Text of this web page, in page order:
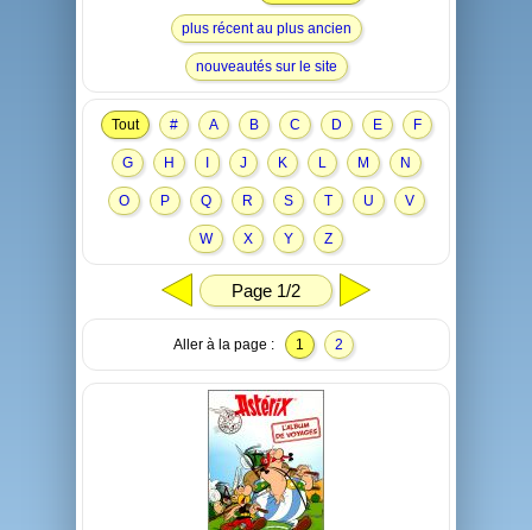
plus récent au plus ancien
nouveautés sur le site
Tout # A B C D E F
G H J K L M N
O P Q R S T U V
W X Y Z
Page 1/2
Aller à la page : 1 2